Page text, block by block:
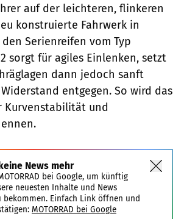
auf der leichteren, flinkeren
konstruierte Fahrwerk in
Serienreifen vom Typ
sorgt für agiles Einlenken, setzt
dann jedoch sanft
entgegen. So wird das
Kurvenstabilität und
News mehr
bei Google, um künftig
neuesten Inhalte und News
bekommen. Einfach Link öffnen und
MOTORRAD bei Google